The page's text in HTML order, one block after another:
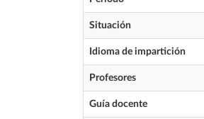
Situación
Idioma de impartición
Profesores
Guía docente